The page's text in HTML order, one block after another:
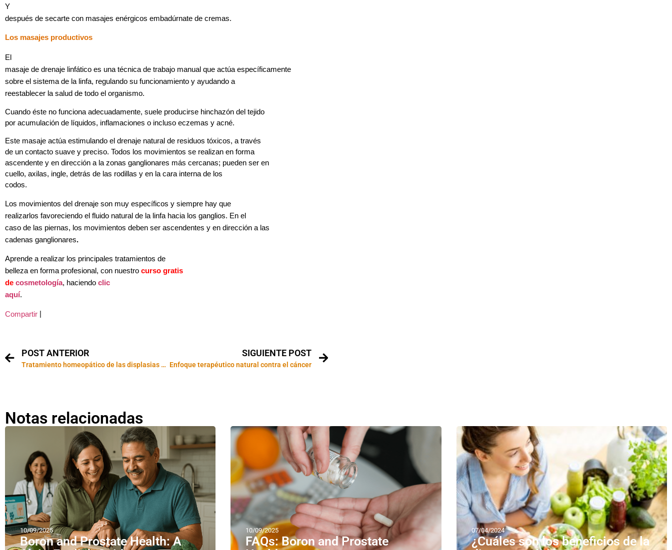
Y
después de secarte con masajes enérgicos embadúrnate de cremas.
Los masajes productivos
El
masaje de drenaje linfático es una técnica de trabajo manual que actúa específicamente
sobre el sistema de la linfa, regulando su funcionamiento y ayudando a
reestablecer la salud de todo el organismo.
Cuando éste no funciona adecuadamente, suele producirse hinchazón del tejido
por acumulación de líquidos, inflamaciones o incluso eczemas y acné.
Este masaje actúa estimulando el drenaje natural de residuos tóxicos, a través
de un contacto suave y preciso. Todos los movimientos se realizan en forma
ascendente y en dirección a la zonas ganglionares más cercanas; pueden ser en
cuello, axilas, ingle, detrás de las rodillas y en la cara interna de los
codos.
Los movimientos del drenaje son muy específicos y siempre hay que
realizarlos favoreciendo el fluido natural de la linfa hacia los ganglios. En el
caso de las piernas, los movimientos deben ser ascendentes y en dirección a las
cadenas ganglionares.
Aprende a realizar los principales tratamientos de
belleza en forma profesional, con nuestro curso gratis
de cosmetología, haciendo clic
aquí.
Compartir |
POST ANTERIOR
Tratamiento homeopático de las displasias mamarias.
SIGUIENTE POST
Enfoque terapéutico natural contra el cáncer
Notas relacionadas
10/09/2025
Boron and Prostate Health: A
10/09/2025
FAQs: Boron and Prostate
07/04/2024
¿Cuáles son los beneficios de la